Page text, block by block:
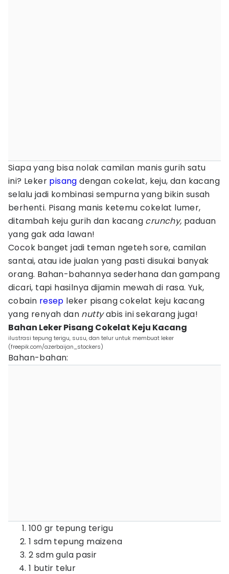
Siapa yang bisa nolak camilan manis gurih satu
ini? Leker pisang dengan cokelat, keju, dan kacang
selalu jadi kombinasi sempurna yang bikin susah
berhenti. Pisang manis ketemu cokelat lumer,
ditambah keju gurih dan kacang crunchy, paduan
yang gak ada lawan!
Cocok banget jadi teman ngeteh sore, camilan
santai, atau ide jualan yang pasti disukai banyak
orang. Bahan-bahannya sederhana dan gampang
dicari, tapi hasilnya dijamin mewah di rasa. Yuk,
cobain resep leker pisang cokelat keju kacang
yang renyah dan nuttyabis ini sekarang juga!
Bahan Leker Pisang Cokelat Keju Kacang
ilustrasi tepung terigu, susu, dan telur untuk membuat leker
(freepik.com/azerbaijan_stockers)
Bahan-bahan:
100 gr tepung terigu
1 sdm tepung maizena
2 sdm gula pasir
1 butir telur